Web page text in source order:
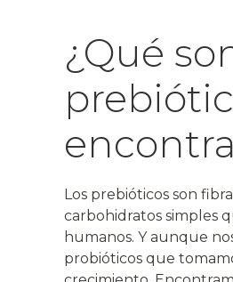
¿Qué
Los prebióticos son
carbohidratos simples
humanos. Y aunque
probióticos que